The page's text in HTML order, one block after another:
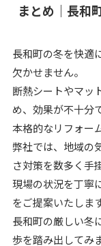
まとめ｜長和
長和町の冬を快適
欠かせません。
断熱シートやマッ
め、効果が不十分
本格的なリフォー
弊社では、地域の
さ対策を数多く手
現場の状況を丁寧
をご提案いたします
長和町の厳しい冬
歩を踏み出してみ